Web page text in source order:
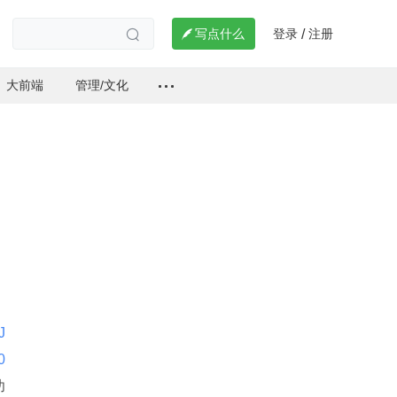
  写点什么 登录 / 注册
大前端 管理/文化